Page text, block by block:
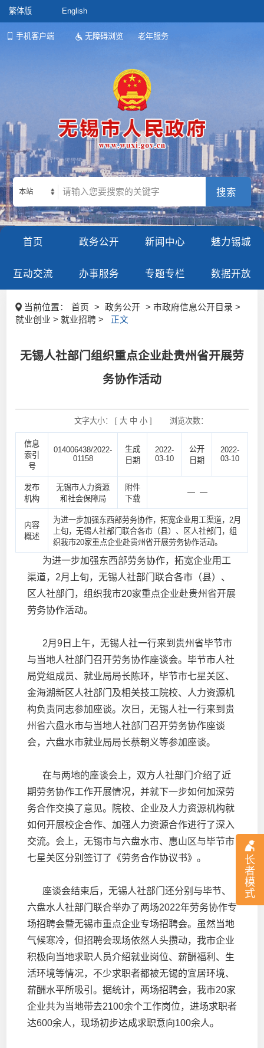
繁体版 English
手机客户端 无障碍浏览 老年服务
长
者
模
式
本站
首页 政务公开 新闻中心 魅力锡城
互动交流 办事服务 专题专栏 数据开放
当前位置： 首页 > 政务公开
> 市政府信息公开目录 >
就业创业 > 就业招聘 >
正文
无锡人社部门组织重点企业赴贵州省开展劳
务协作活动
文字大小： [ 大 中 小] 浏览次数：
信息
索引
号
014006438/2022-
01158
生成
日期
2022-
03-10
公开
日期
2022-
03-10
发布
机构
无锡市人力资源
和社会保障局
附件
下载
— —
内容
概述
为进一步加强东西部劳务协作，拓宽企业用工渠道，2月
上旬，无锡人社部门联合各市（县）、区人社部门，组
织我市20家重点企业赴贵州省开展劳务协作活动。
为进一步加强东西部劳务协作，拓宽企业用工
渠道，2月上旬，无锡人社部门联合各市（县）、
区人社部门，组织我市20家重点企业赴贵州省开展
劳务协作活动。
2月9日上午，无锡人社一行来到贵州省毕节市
与当地人社部门召开劳务协作座谈会。毕节市人社
局党组成员、就业局局长陈环，毕节市七星关区、
金海湖新区人社部门及相关技工院校、人力资源机
构负责同志参加座谈。次日，无锡人社一行来到贵
州省六盘水市与当地人社部门召开劳务协作座谈
会，六盘水市就业局局长蔡朝义等参加座谈。
在与两地的座谈会上，双方人社部门介绍了近
期劳务协作工作开展情况，并就下一步如何加深劳
务合作交换了意见。院校、企业及人力资源机构就
如何开展校企合作、加强人力资源合作进行了深入
交流。会上，无锡市与六盘水市、惠山区与毕节市
七星关区分别签订了《劳务合作协议书》。
座谈会结束后，无锡人社部门还分别与毕节、
六盘水人社部门联合举办了两场2022年劳务协作专
场招聘会暨无锡市重点企业专场招聘会。虽然当地
气候寒冷，但招聘会现场依然人头攒动，我市企业
积极向当地求职人员介绍就业岗位、薪酬福利、生
活环境等情况，不少求职者都被无锡的宜居环境、
薪酬水平所吸引。据统计，两场招聘会，我市20家
企业共为当地带去2100余个工作岗位，进场求职者
达600余人，现场初步达成求职意向100余人。